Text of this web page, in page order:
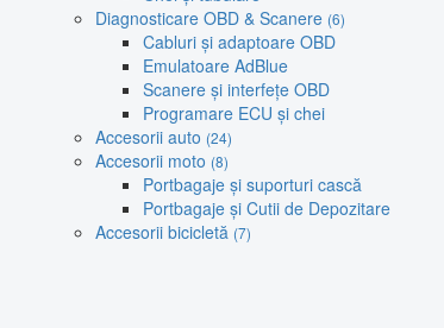
Diagnosticare OBD & Scanere (6)
Cabluri și adaptoare OBD
Emulatoare AdBlue
Scanere și interfețe OBD
Programare ECU și chei
Accesorii auto (24)
Accesorii moto (8)
Portbagaje și suporturi cască
Portbagaje și Cutii de Depozitare
Accesorii bicicletă (7)